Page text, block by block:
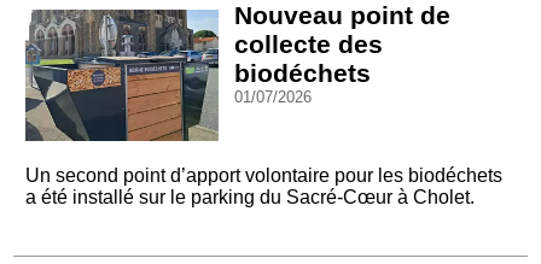
Nouveau point de
collecte des
biodéchets
01/07/2026
Un second point d’apport volontaire pour les biodéchets
a été installé sur le parking du Sacré-Cœur à Cholet.